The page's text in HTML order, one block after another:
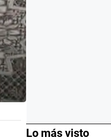
Lo más visto